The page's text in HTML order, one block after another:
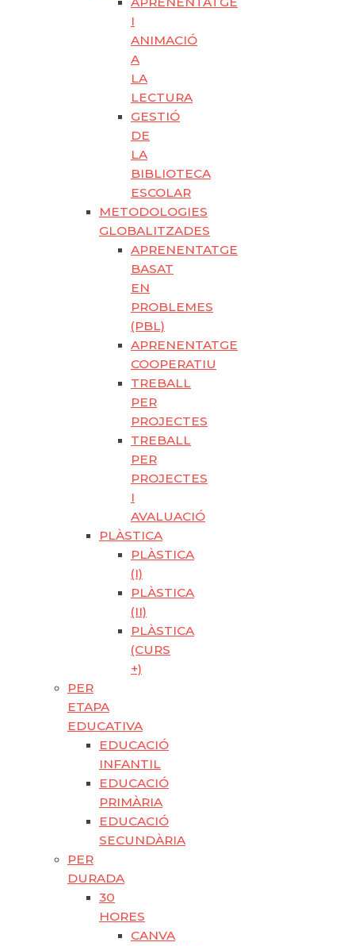
I
ANIMACIÓ
A
LA
LECTURA
GESTIÓ
DE
LA
BIBLIOTECA
ESCOLAR
METODOLOGIES
GLOBALITZADES
APRENENTATGE
BASAT
EN
PROBLEMES
(PBL)
APRENENTATGE
COOPERATIU
TREBALL
PER
PROJECTES
TREBALL
PER
PROJECTES
I
AVALUACIÓ
PLÀSTICA
PLÀSTICA
(I)
PLÀSTICA
(II)
PLÀSTICA
(CURS
+)
PER
ETAPA
EDUCATIVA
EDUCACIÓ
INFANTIL
EDUCACIÓ
PRIMÀRIA
EDUCACIÓ
SECUNDÀRIA
PER
DURADA
30
HORES
CANVA